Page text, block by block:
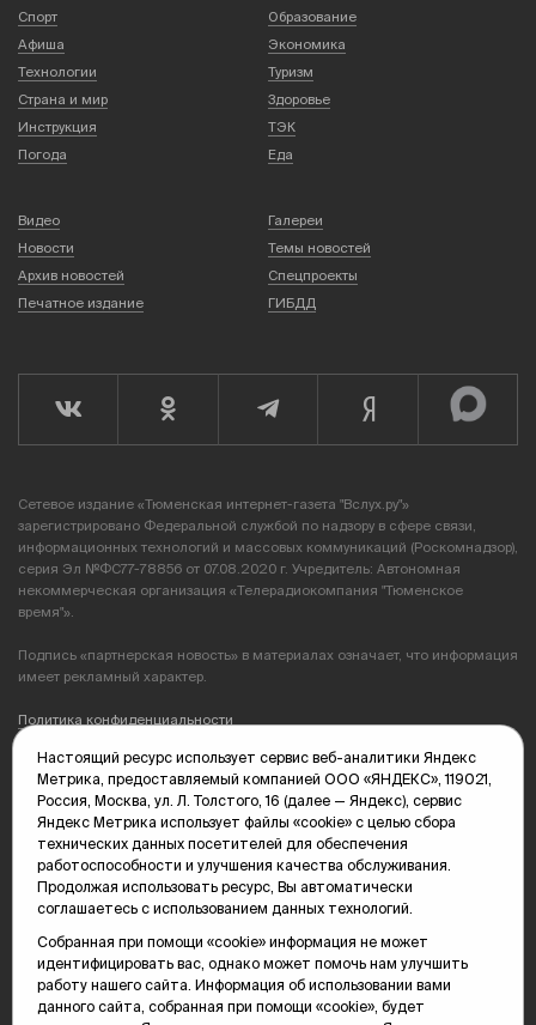
Спорт
Образование
Афиша
Экономика
Технологии
Туризм
Страна и мир
Здоровье
Инструкция
ТЭК
Погода
Еда
Видео
Галереи
Новости
Темы новостей
Архив новостей
Спецпроекты
Печатное издание
ГИБДД
Сетевое издание «Тюменская интернет-газета "Вслух.ру"»
зарегистрировано Федеральной службой по надзору в сфере связи,
информационных технологий и массовых коммуникаций (Роскомнадзор),
серия Эл №ФС77-78856 от 07.08.2020 г. Учредитель: Автономная
некоммерческая организация «Телерадиокомпания "Тюменское
время"».
Подпись «партнерская новость» в материалах означает, что информация
имеет рекламный характер.
Политика конфиденциальности
Редакция: 625035, Тюмень, пр. Геологоразведчиков, 28А
(3452) 68-89-05
edit@vsluh.ru
Главный редактор: Панкина Т.Ю.
kika@vsluh.ru
По вопросам рекламы:
(3452) 68-89-78
kotovaev@sibinformburo.ru
mim@vsluh.ru
Настоящий ресурс использует сервис веб-аналитики Яндекс
Метрика, предоставляемый компанией ООО «ЯНДЕКС», 119021,
Россия, Москва, ул. Л. Толстого, 16 (далее — Яндекс), сервис
Яндекс Метрика использует файлы «cookie» с целью сбора
технических данных посетителей для обеспечения
работоспособности и улучшения качества обслуживания.
Продолжая использовать ресурс, Вы автоматически
соглашаетесь с использованием данных технологий.
Собранная при помощи «cookie» информация не может
идентифицировать вас, однако может помочь нам улучшить
работу нашего сайта. Информация об использовании вами
данного сайта, собранная при помощи «cookie», будет